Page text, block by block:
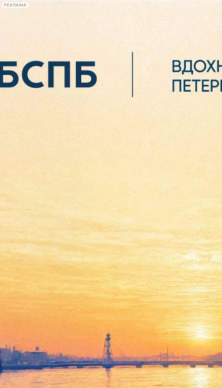
РЕКЛАМА
Сегодня:
2026.08.07